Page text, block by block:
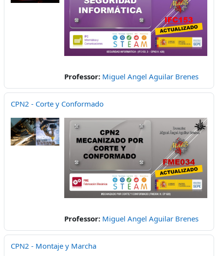
Professor: Miguel Angel Aguilar Brenes
CPN2 - Corte y Conformado
Professor: Miguel Angel Aguilar Brenes
CPN2 - Montaje y Marcha